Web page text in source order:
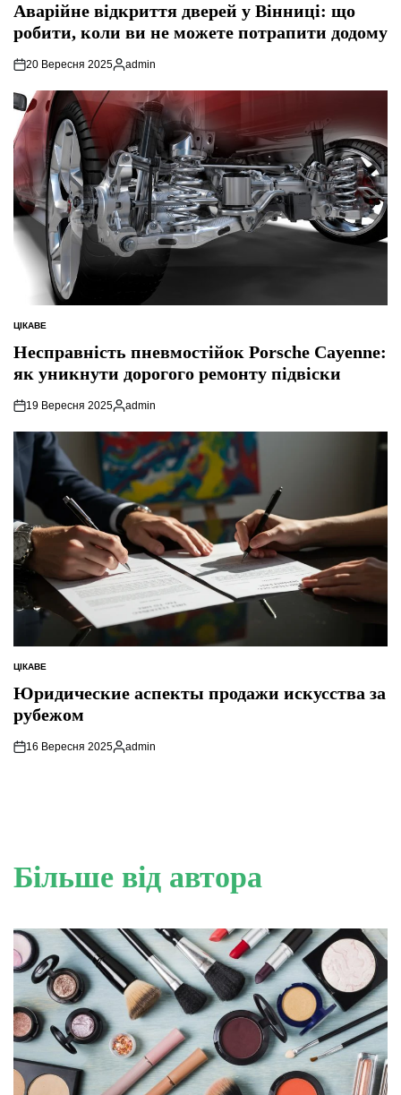
Аварійне відкриття дверей у Вінниці: що
робити, коли ви не можете потрапити додому
20 Вересня 2025
Опубліковано
admin
ОПУБЛІКУВАТИ
У
ЦІКАВЕ
Несправність пневмостійок Porsche Cayenne:
як уникнути дорогого ремонту підвіски
19 Вересня 2025
Опубліковано
admin
ОПУБЛІКУВАТИ
У
ЦІКАВЕ
Юридические аспекты продажи искусства за
рубежом
16 Вересня 2025
Опубліковано
admin
Більше від автора